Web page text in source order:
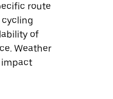
route
of
Weather
impact